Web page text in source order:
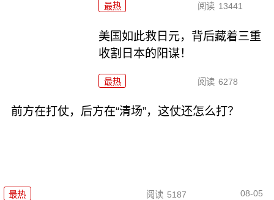
最热 阅读 13441
美国如此救日元，背后藏着三重
收割日本的阳谋！
最热 阅读 6278
前方在打仗，后方在“清场”，这仗还怎么打？
最热 阅读 5187 08-05